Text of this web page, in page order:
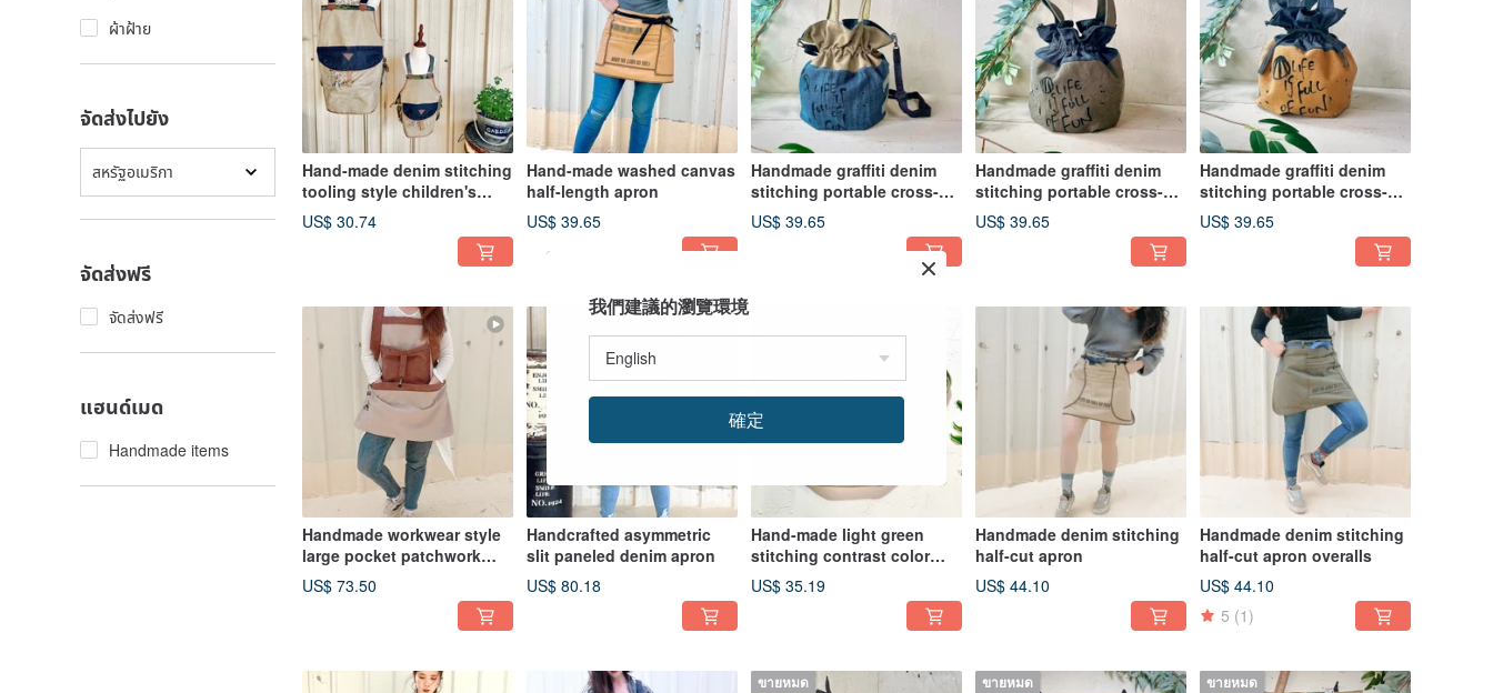
ผ้าฝ้าย
จัดส่งไปยัง
สหรัฐอเมริกา
จัดส่งฟรี
จัดส่งฟรี
แฮนด์เมด
Handmade items
Hand-made denim stitching
tooling style children's
children's apron
US$ 30.74
Hand-made washed canvas
half-length apron
US$ 39.65
Handmade graffiti denim
stitching portable cross-
back two bucket bag
US$ 39.65
Handmade graffiti denim
stitching portable cross-
back two bucket bag
US$ 39.65
Handmade graffiti denim
stitching portable cross-
back two bucket bag
US$ 39.65
Handmade workwear style
large pocket patchwork
apron
US$ 73.50
Handcrafted asymmetric
slit paneled denim apron
US$ 80.18
Hand-made light green
stitching contrast color
washed canvas small waist
bag oblique bag
US$ 35.19
Handmade denim stitching
half-cut apron
US$ 44.10
Handmade denim stitching
half-cut apron overalls
US$ 44.10
5 (1)
ขายหมด ขายหมด ขายหมด
我們建議的瀏覽環境
確定